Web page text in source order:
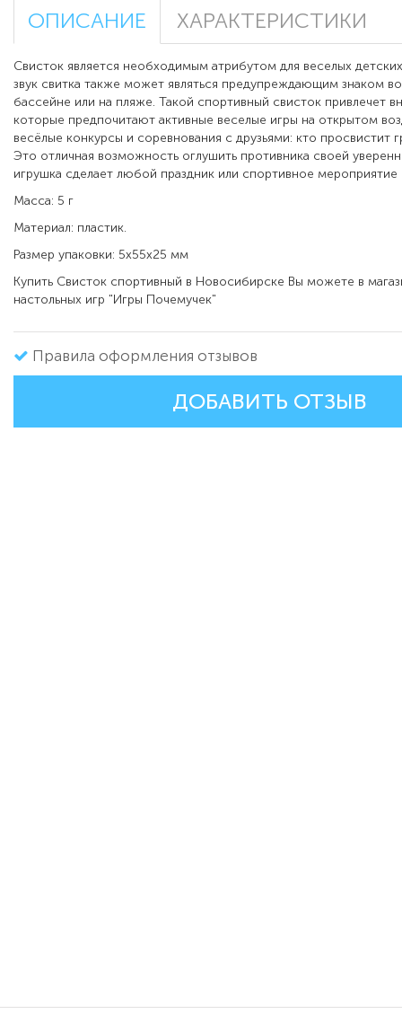
ОПИСАНИЕ ХАРАКТЕРИСТИКИ
Свисток является необходимым атрибутом для веселых
звук свитка также может являться предупреждающим знаком
бассейне или на пляже. Такой спортивный свисток привлечет
которые предпочитают активные веселые игры на открытом
весёлые конкурсы и соревнования с друзьями: кто просвистит
Это отличная возможность оглушить противника своей
игрушка сделает любой праздник или спортивное
Масса: 5 г
Материал: пластик.
Размер упаковки: 5х55x25 мм
Купить Свисток спортивный в Новосибирске Вы можете в
настольных игр "Игры Почемучек"
Правила оформления отзывов
ДОБАВИТЬ ОТЗЫВ